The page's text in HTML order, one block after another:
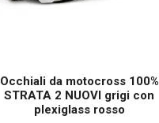
Occhiali da motocross 100%
STRATA 2 NUOVI grigi con
plexiglass rosso